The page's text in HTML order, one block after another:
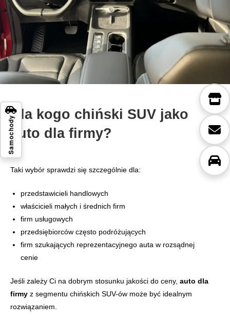
Dla kogo chiński SUV jako
auto dla firmy?
Taki wybór sprawdzi się szczególnie dla:
przedstawicieli handlowych
właścicieli małych i średnich firm
firm usługowych
przedsiębiorców często podróżujących
firm szukających reprezentacyjnego auta w rozsądnej
cenie
Jeśli zależy Ci na dobrym stosunku jakości do ceny, auto dla
firmy z segmentu chińskich SUV-ów może być idealnym
rozwiązaniem.
Samochody